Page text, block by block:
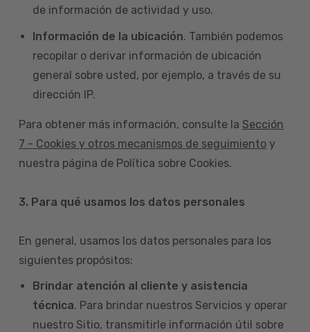
de información de actividad y uso.
Información de la ubicación. También podemos
recopilar o derivar información de ubicación
general sobre usted, por ejemplo, a través de su
dirección IP.
Para obtener más información, consulte la Sección
7 - Cookies y otros mecanismos de seguimiento y
nuestra página de Política sobre Cookies.
3. Para qué usamos los datos personales
En general, usamos los datos personales para los
siguientes propósitos:
Brindar atención al cliente y asistencia
técnica. Para brindar nuestros Servicios y operar
nuestro Sitio, transmitirle información útil sobre